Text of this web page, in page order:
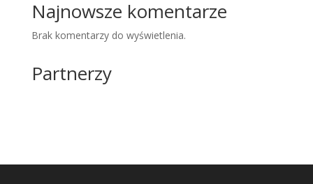
Najnowsze komentarze
Brak komentarzy do wyświetlenia.
Partnerzy